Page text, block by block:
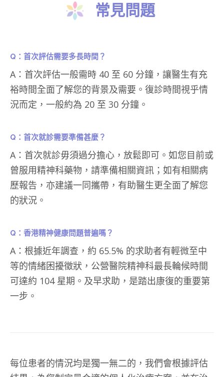
常見問題
Q ：首次評估需要多長時間？
A：首次評估一般需時 40 至 60 分鐘，讓醫生有充
裕時間全面了解您的背景及需要。復診時間視乎情
況而定，一般約為 20 至 30 分鐘。
Q ：首次就診需要準備甚麼？
A：首次就診毋須過分擔心，放鬆即可。如您目前或
曾服用精神科藥物，請準備相關資訊；如有相關病
歷報告，亦建議一同攜帶，有助醫生更全面了解您
的狀況。
Q ：香港精神健康問題普遍嗎？
A：根據近年調查，約 65.5% 的求助者有輕微至中
等的情緒困擾徵狀，公營醫院精神科最長輪候時間
可達約 104 星期。及早求助，是踏出康復的重要第
一步。
每位患者的情況均是獨一無二的，我們會根據評估